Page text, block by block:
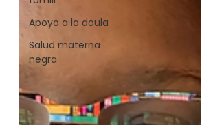
Apoyo a la doula
Salud materna
negra